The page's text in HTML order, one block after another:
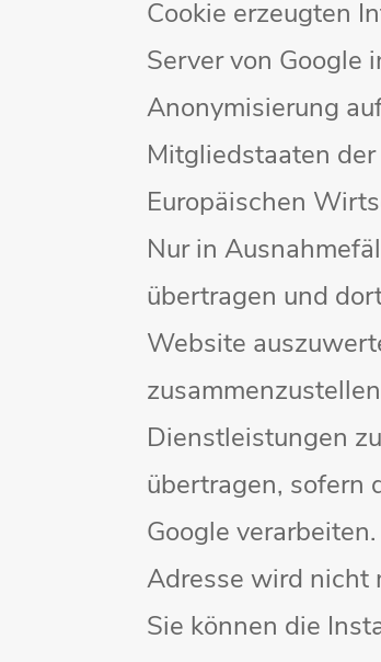
Cookie erzeugten
Server von Google
Anonymisierung
Mitgliedstaaten
Europäischen
Nur in
übertragen und
Website
Dienstleistungen
übertragen, sofern
Google
Adresse wird nicht
Sie können die